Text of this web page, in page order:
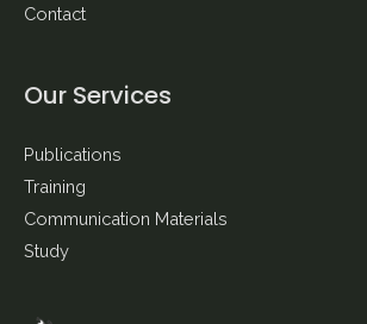
Contact
Our Services
Publications
Training
Communication Materials
Study